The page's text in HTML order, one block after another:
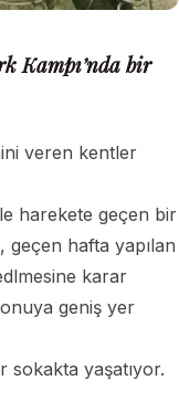
Kampı’nda bir
veren kentler
harekete geçen bir
geçen hafta yapılan
karar
geniş yer
sokakta yaşatıyor.